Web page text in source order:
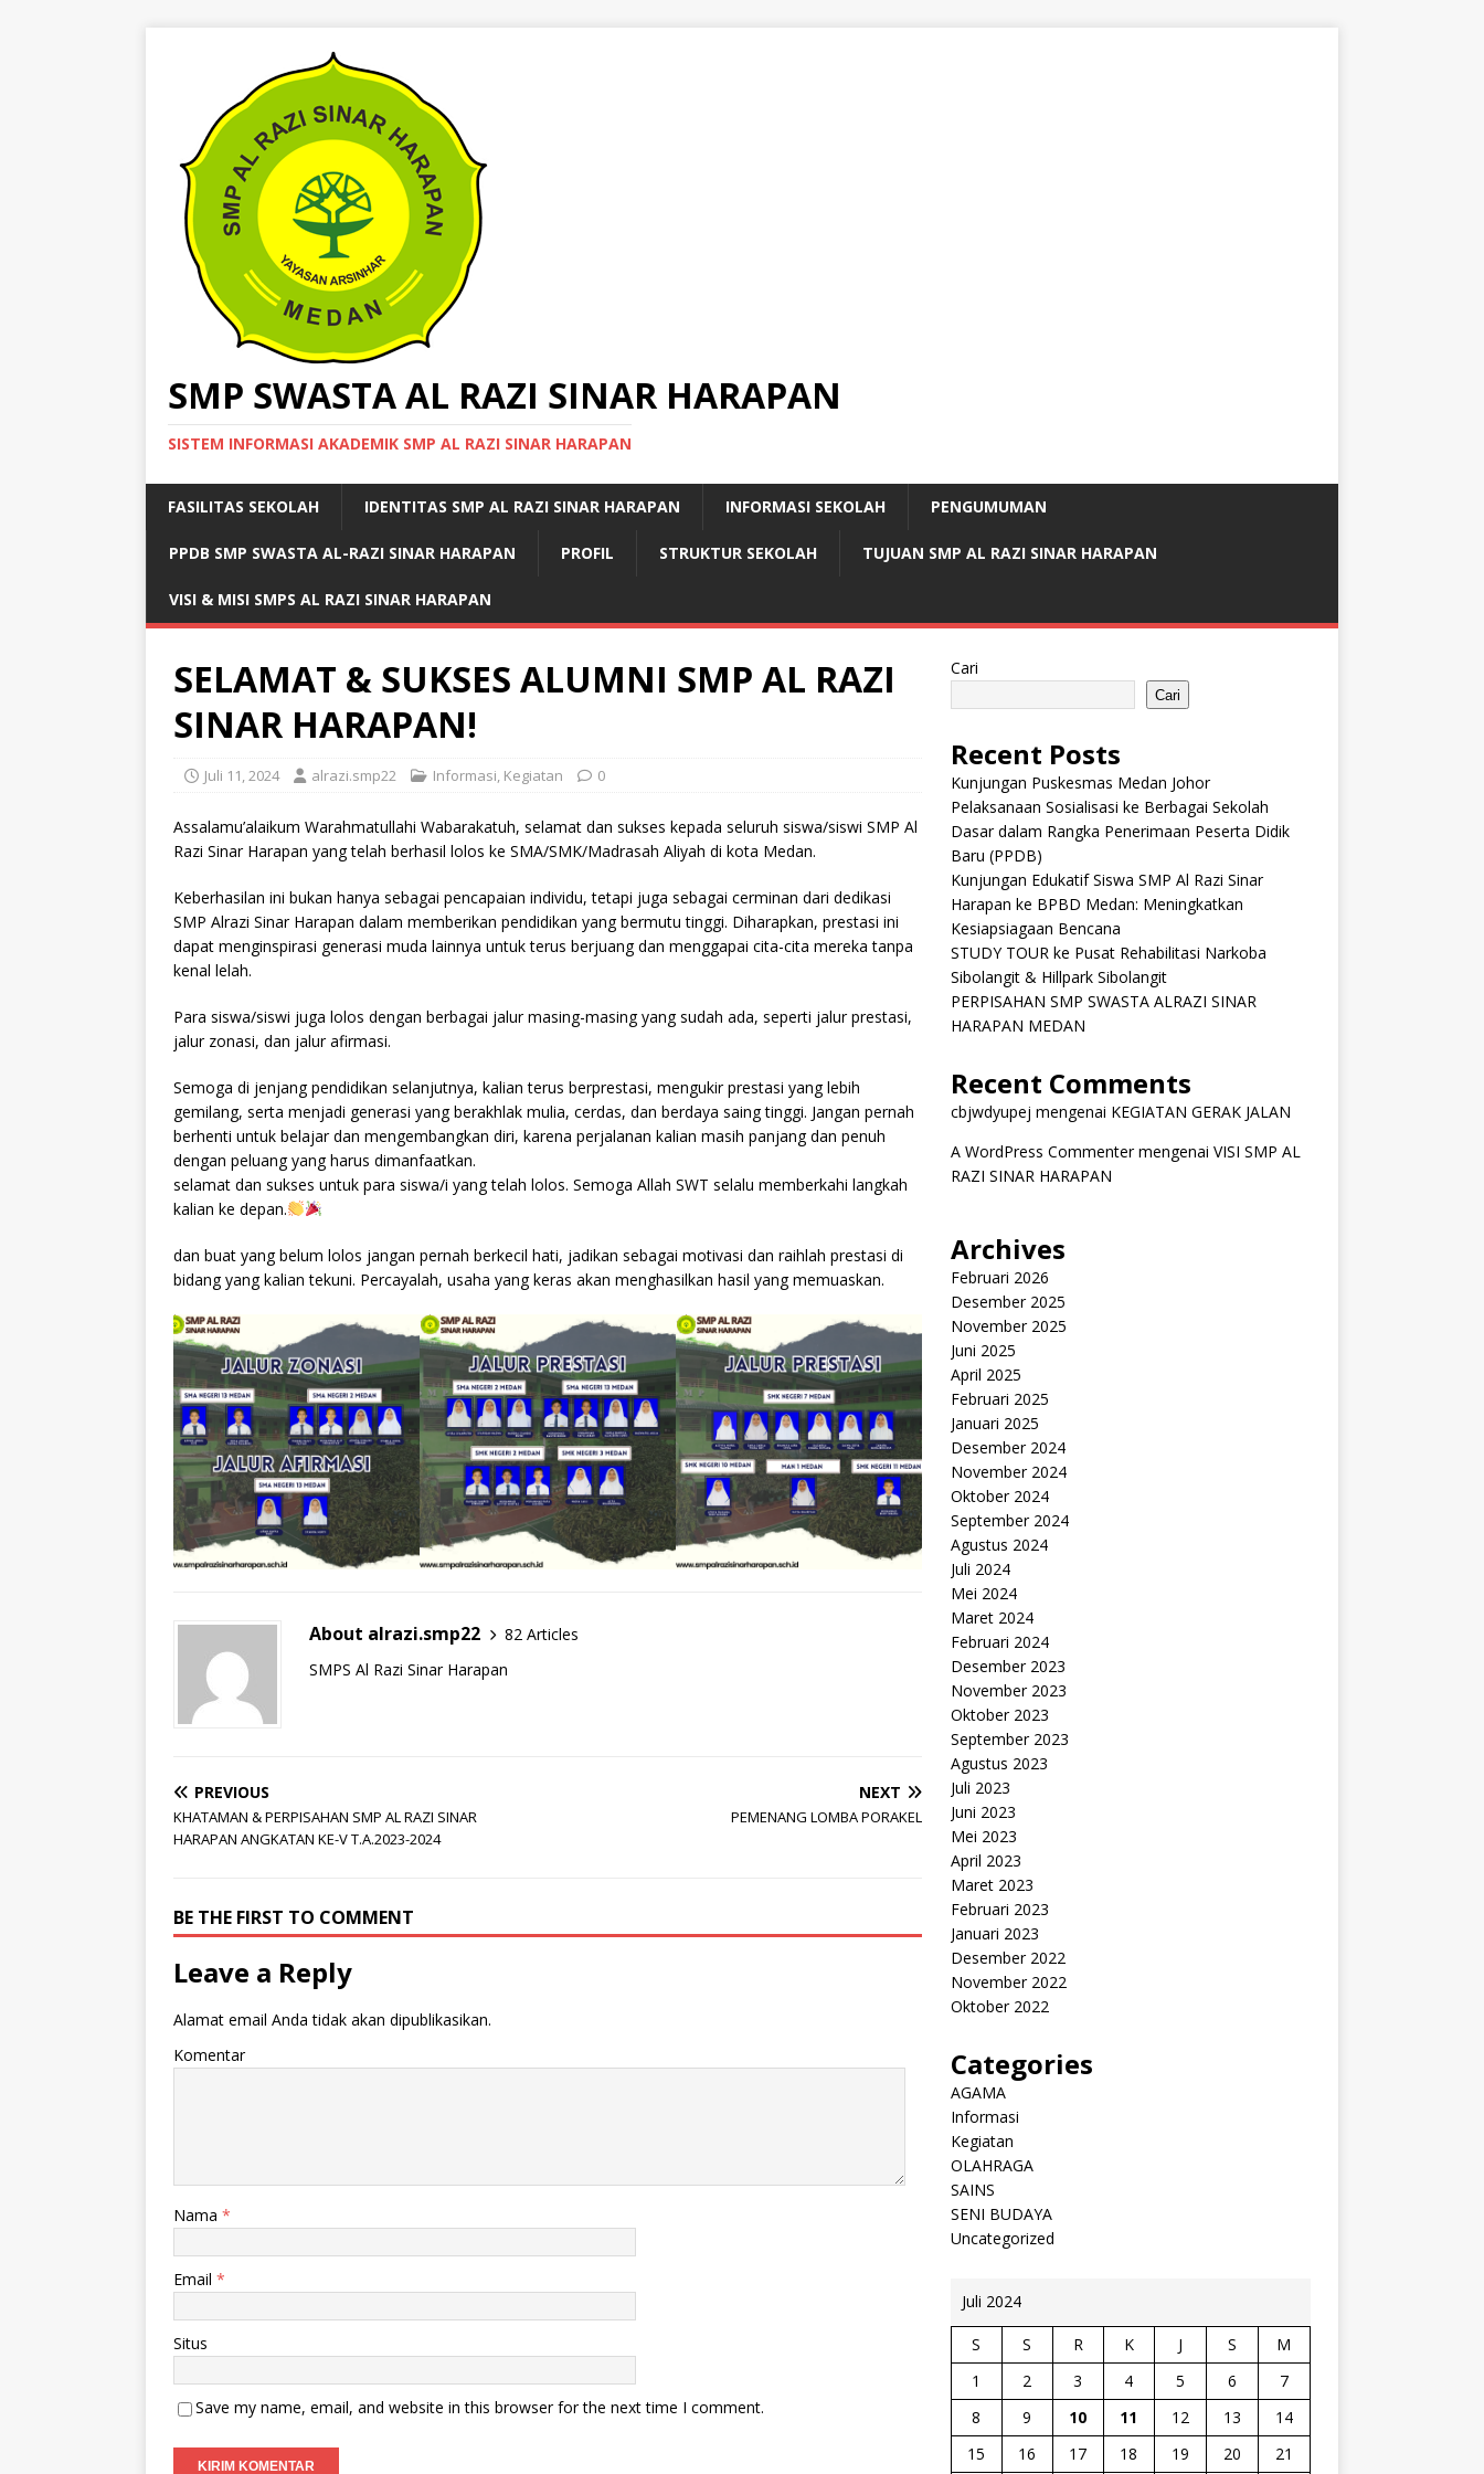
SMP SWASTA AL RAZI SINAR HARAPAN
SISTEM INFORMASI AKADEMIK SMP AL RAZI SINAR HARAPAN
FASILITAS SEKOLAH IDENTITAS SMP AL RAZI SINAR HARAPAN INFORMASI SEKOLAH PENGUMUMAN
PPDB SMP SWASTA AL-RAZI SINAR HARAPAN PROFIL STRUKTUR SEKOLAH TUJUAN SMP AL RAZI SINAR HARAPAN
VISI & MISI SMPS AL RAZI SINAR HARAPAN
SELAMAT & SUKSES ALUMNI SMP AL RAZI
SINAR HARAPAN!
Juli 11, 2024 alrazi.smp22 Informasi, Kegiatan 0
Assalamu’alaikum Warahmatullahi Wabarakatuh, selamat dan sukses kepada seluruh siswa/siswi SMP Al
Razi Sinar Harapan yang telah berhasil lolos ke SMA/SMK/Madrasah Aliyah di kota Medan.
Keberhasilan ini bukan hanya sebagai pencapaian individu, tetapi juga sebagai cerminan dari dedikasi
SMP Alrazi Sinar Harapan dalam memberikan pendidikan yang bermutu tinggi. Diharapkan, prestasi ini
dapat menginspirasi generasi muda lainnya untuk terus berjuang dan menggapai cita-cita mereka tanpa
kenal lelah.
Para siswa/siswi juga lolos dengan berbagai jalur masing-masing yang sudah ada, seperti jalur prestasi,
jalur zonasi, dan jalur afirmasi.
Semoga di jenjang pendidikan selanjutnya, kalian terus berprestasi, mengukir prestasi yang lebih
gemilang, serta menjadi generasi yang berakhlak mulia, cerdas, dan berdaya saing tinggi. Jangan pernah
berhenti untuk belajar dan mengembangkan diri, karena perjalanan kalian masih panjang dan penuh
dengan peluang yang harus dimanfaatkan.
selamat dan sukses untuk para siswa/i yang telah lolos. Semoga Allah SWT selalu memberkahi langkah
kalian ke depan.
dan buat yang belum lolos jangan pernah berkecil hati, jadikan sebagai motivasi dan raihlah prestasi di
bidang yang kalian tekuni. Percayalah, usaha yang keras akan menghasilkan hasil yang memuaskan.
About alrazi.smp22
82 Articles
SMPS Al Razi Sinar Harapan
PREVIOUS
KHATAMAN & PERPISAHAN SMP AL RAZI SINAR
HARAPAN ANGKATAN KE-V T.A.2023-2024
NEXT
PEMENANG LOMBA PORAKEL
BE THE FIRST TO COMMENT
Leave a Reply
Alamat email Anda tidak akan dipublikasikan.
Komentar
Nama *
Email *
Situs
Save my name, email, and website in this browser for the next time I comment.
Cari
Cari
Recent Posts
Kunjungan Puskesmas Medan Johor
Pelaksanaan Sosialisasi ke Berbagai Sekolah
Dasar dalam Rangka Penerimaan Peserta Didik
Baru (PPDB)
Kunjungan Edukatif Siswa SMP Al Razi Sinar
Harapan ke BPBD Medan: Meningkatkan
Kesiapsiagaan Bencana
STUDY TOUR ke Pusat Rehabilitasi Narkoba
Sibolangit & Hillpark Sibolangit
PERPISAHAN SMP SWASTA ALRAZI SINAR
HARAPAN MEDAN
Recent Comments
cbjwdyupej mengenai KEGIATAN GERAK JALAN
A WordPress Commentermengenai VISI SMP AL
RAZI SINAR HARAPAN
Archives
Februari 2026
Desember 2025
November 2025
Juni 2025
April 2025
Februari 2025
Januari 2025
Desember 2024
November 2024
Oktober 2024
September 2024
Agustus 2024
Juli 2024
Mei 2024
Maret 2024
Februari 2024
Desember 2023
November 2023
Oktober 2023
September 2023
Agustus 2023
Juli 2023
Juni 2023
Mei 2023
April 2023
Maret 2023
Februari 2023
Januari 2023
Desember 2022
November 2022
Oktober 2022
Categories
AGAMA
Informasi
Kegiatan
OLAHRAGA
SAINS
SENI BUDAYA
Uncategorized
Juli 2024
S S R K J S
M
1
2 3 4 5 6
7
8
9 10 11 12 13
14
15
16 17 18 19 20 21